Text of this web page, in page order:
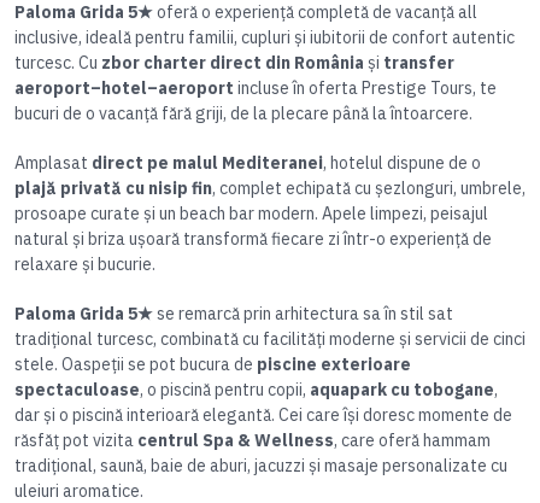
Paloma Grida 5★oferă o experiență completă de vacanță all
inclusive, ideală pentru familii, cupluri și iubitorii de confort autentic
turcesc. Cu zbor charter direct din România și transfer
aeroport–hotel–aeroport incluse în oferta Prestige Tours, te
bucuri de o vacanță fără griji, de la plecare până la întoarcere.
Amplasat direct pe malul Mediteranei, hotelul dispune de o
plajă privată cu nisip fin, complet echipată cu șezlonguri, umbrele,
prosoape curate și un beach bar modern. Apele limpezi, peisajul
natural și briza ușoară transformă fiecare zi într-o experiență de
relaxare și bucurie.
Paloma Grida 5★se remarcă prin arhitectura sa în stil sat
tradițional turcesc, combinată cu facilități moderne și servicii de cinci
stele. Oaspeții se pot bucura de piscine exterioare
spectaculoase, o piscină pentru copii, aquapark cu tobogane,
dar și o piscină interioară elegantă. Cei care își doresc momente de
răsfăț pot vizita centrul Spa & Wellness, care oferă hammam
tradițional, saună, baie de aburi, jacuzzi și masaje personalizate cu
uleiuri aromatice.